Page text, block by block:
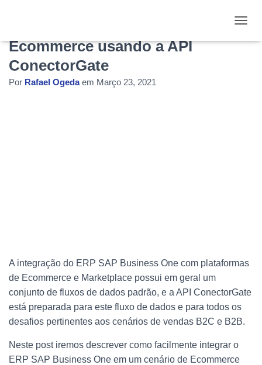
Integração SAP Business One x
Ecommerce usando a API
ConectorGate
Por Rafael Ogedaem Março 23, 2021
A integração do ERP SAP Business One com plataformas
de Ecommerce e Marketplace possui em geral um
conjunto de fluxos de dados padrão, e a API ConectorGate
está preparada para este fluxo de dados e para todos os
desafios pertinentes aos cenários de vendas B2C e B2B.
Neste post iremos descrever como facilmente integrar o
ERP SAP Business One em um cenário de Ecommerce